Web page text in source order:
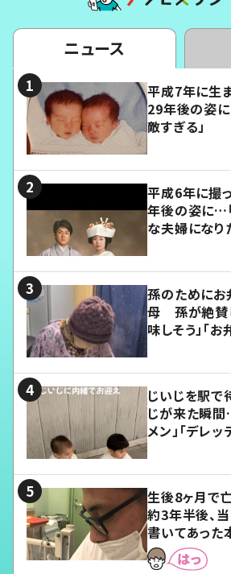
ニュース
平成7年に生
29年後の姿に
敵すぎる」
平成6年に撮
年後の姿に…
な夫婦になり
孫のためにお
母 孫が絶賛
味しそう」「お
じいじを駅
じが来た瞬間
メン」「デレッ
生後8ヶ月で
約3年半後、
書いてあった